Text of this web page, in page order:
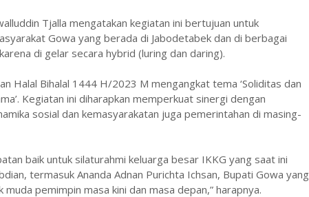
Tjalla mengatakan kegiatan ini bertujuan untuk
Gowa yang berada di Jabodetabek dan di berbagai
di gelar secara hybrid (luring dan daring).
Halal Bihalal 1444 H/2023 M mengangkat tema ‘Soliditas dan
Kegiatan ini diharapkan memperkuat sinergi dengan
sosial dan kemasyarakatan juga pemerintahan di masing-
baik untuk silaturahmi keluarga besar IKKG yang saat ini
termasuk Ananda Adnan Purichta Ichsan, Bupati Gowa yang
pemimpin masa kini dan masa depan,” harapnya.